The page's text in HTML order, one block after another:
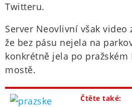
Twitteru.
Server Neovlivní však video
že bez pásu nejela na
konkrétně jela po pražském
mostě.
Čtěte také: